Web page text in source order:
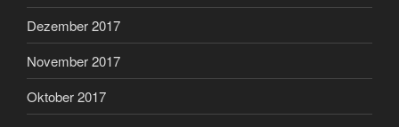
Dezember 2017
November 2017
Oktober 2017